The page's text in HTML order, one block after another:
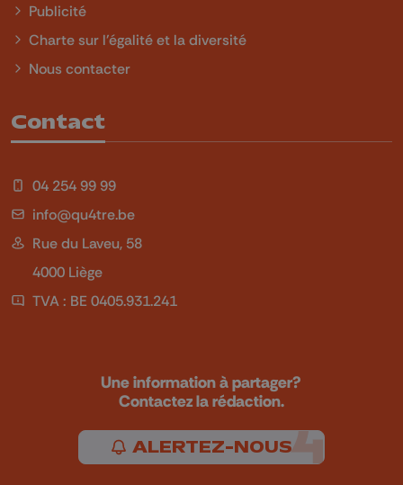
Publicité
Charte sur l'égalité et la diversité
Nous contacter
Contact
04 254 99 99
info@qu4tre.be
Rue du Laveu, 58
4000 Liège
TVA : BE 0405.931.241
Une information à partager?
Contactez la rédaction.
ALERTEZ-NOUS